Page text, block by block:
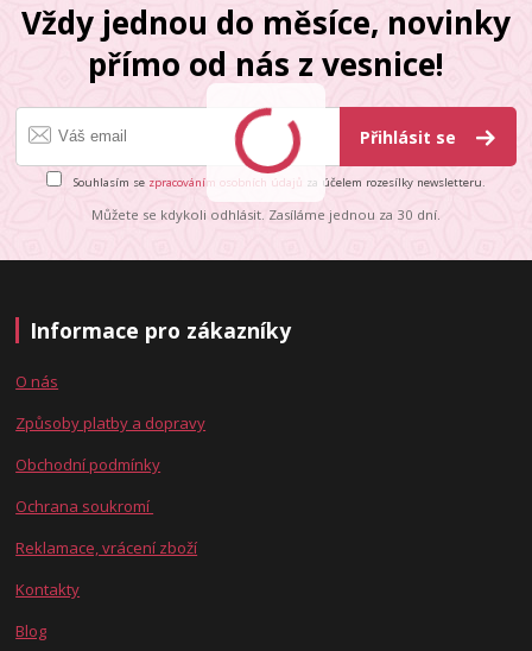
Vždy jednou do měsíce, novinky
přímo od nás z vesnice!
Přihlásit se
Souhlasím se zpracováním osobních údajů za účelem rozesílky newsletteru.
Můžete se kdykoli odhlásit. Zasíláme jednou za 30 dní.
Informace pro zákazníky
O nás
Způsoby platby a dopravy
Obchodní podmínky
Ochrana soukromí
Reklamace, vrácení zboží
Kontakty
Blog